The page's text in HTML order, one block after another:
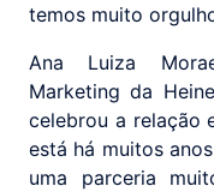
temos muito
Ana Luiza
Marketing da
celebrou a relação
está há muitos
uma parceria